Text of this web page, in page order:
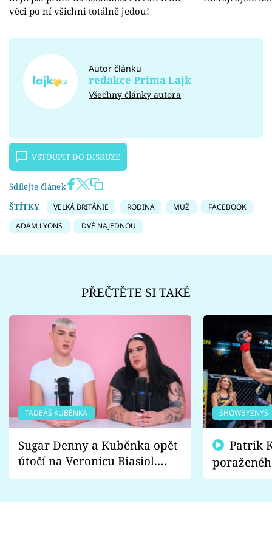
věci po ní všichni totálně jedou!
Autor článku
redakce Prima Lajk
Všechny články autora
VSTOUPIT DO DISKUZE
Sdílejte článek
ŠTÍTKY
VELKÁ BRITÁNIE RODINA MUŽ
FACEBOOK
ADAM LYONS
DVĚ NAJEDNOU
PŘEČTĚTE SI TAKÉ
TADEÁŠ KUBĚNKA
Sugar Denny a Kuběnka opět
útočí na Veronicu Biasiol.
Proč je podle nich falešná a
SHOWBYZNYS
fanoušci